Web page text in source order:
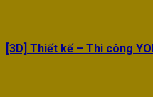
[3D] Thiết kế – Thi công